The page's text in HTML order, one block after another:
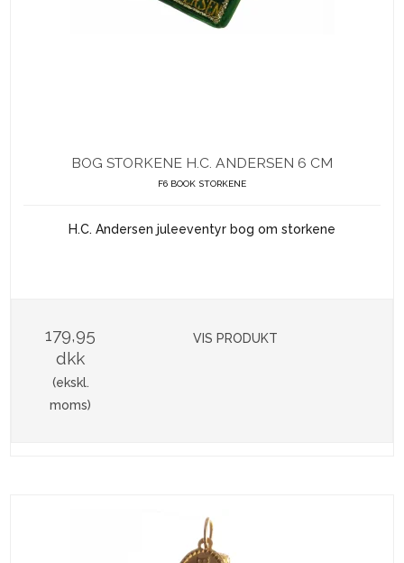
BOG STORKENE H.C. ANDERSEN 6 CM
F6 BOOK STORKENE
H.C. Andersen juleeventyr bog om storkene
179,95
dkk
(ekskl.
moms)
VIS PRODUKT